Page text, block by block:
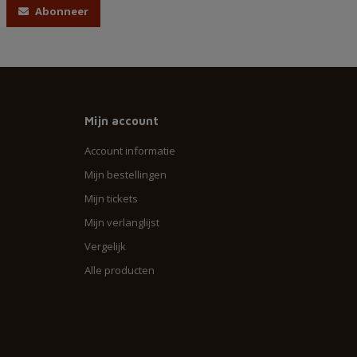
Abonneer
Mijn account
Account informatie
Mijn bestellingen
Mijn tickets
Mijn verlanglijst
Vergelijk
Alle producten